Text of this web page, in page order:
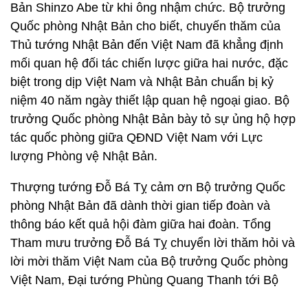
Bản Shinzo Abe từ khi ông nhậm chức. Bộ trưởng
Quốc phòng Nhật Bản cho biết, chuyến thăm của
Thủ tướng Nhật Bản đến Việt Nam đã khẳng định
mối quan hệ đối tác chiến lược giữa hai nước, đặc
biệt trong dịp Việt Nam và Nhật Bản chuẩn bị kỷ
niệm 40 năm ngày thiết lập quan hệ ngoại giao. Bộ
trưởng Quốc phòng Nhật Bản bày tỏ sự ủng hộ hợp
tác quốc phòng giữa QĐND Việt Nam với Lực
lượng Phòng vệ Nhật Bản.
Thượng tướng Đỗ Bá Tỵ cảm ơn Bộ trưởng Quốc
phòng Nhật Bản đã dành thời gian tiếp đoàn và
thông báo kết quả hội đàm giữa hai đoàn. Tổng
Tham mưu trưởng Đỗ Bá Tỵ chuyển lời thăm hỏi và
lời mời thăm Việt Nam của Bộ trưởng Quốc phòng
Việt Nam, Đại tướng Phùng Quang Thanh tới Bộ